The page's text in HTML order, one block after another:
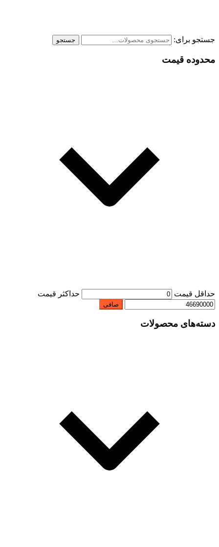
جستجو برای: جستجو
محدوده قیمت
حداقل قیمت حداكثر قيمت
صافی
دسته‌های محصولات